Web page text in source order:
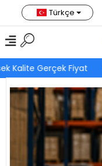
Kalite Gerçek Fiyat
Türkçe